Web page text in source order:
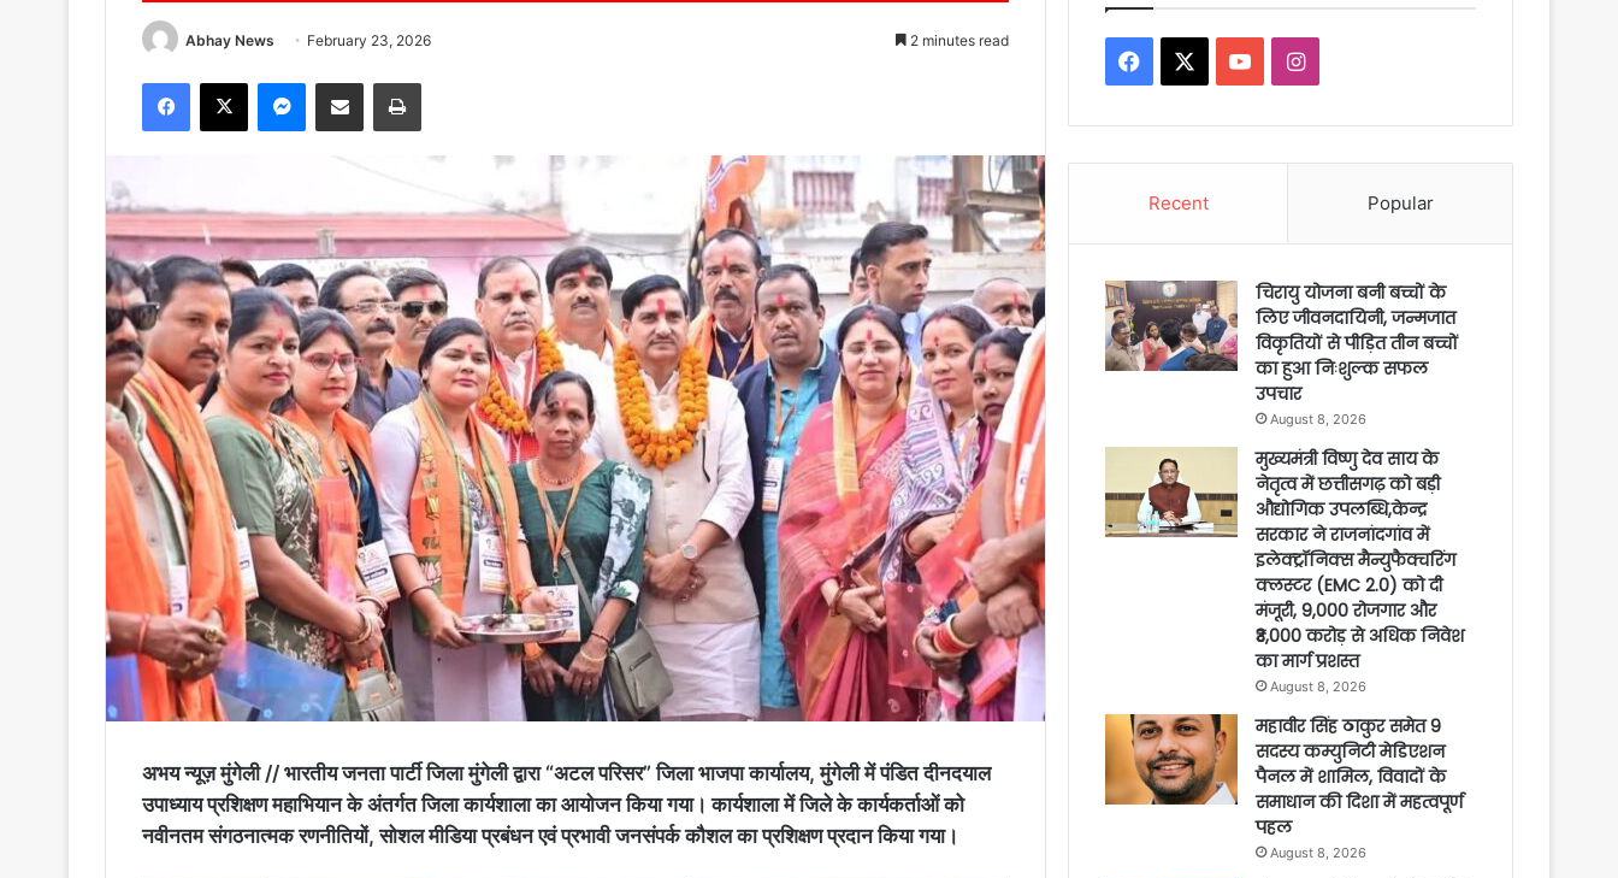
Abhay News February 23, 2026 2 minutes read
Facebook
X Messenger
Share via Email Print
अभय न्यूज़ मुंगेली // भारतीय जनता पार्टी जिला मुंगेली द्वारा “अटल परिसर” जिला भाजपा कार्यालय, मुंगेली में पंडित दीनदयाल
उपाध्याय प्रशिक्षण महाभियान के अंतर्गत जिला कार्यशाला का आयोजन किया गया। कार्यशाला में जिले के कार्यकर्ताओं को
नवीनतम संगठनात्मक रणनीतियों, सोशल मीडिया प्रबंधन एवं प्रभावी जनसंपर्क कौशल का प्रशिक्षण प्रदान किया गया।
Facebook YouTubeInstagram
Recent Popular
चिरायु योजना बनी बच्चों के
लिए जीवनदायिनी, जन्मजात
विकृतियों से पीड़ित तीन बच्चों
का हुआ निःशुल्क सफल
उपचार
August 8, 2026
मुख्यमंत्री विष्णु देव साय के
नेतृत्व में छत्तीसगढ़ को बड़ी
औद्योगिक उपलब्धि,केन्द्र
सरकार ने राजनांदगांव में
इलेक्ट्रॉनिक्स मैन्युफैक्चरिंग
क्लस्टर (EMC 2.0) को दी
मंजूरी, 9,000 रोजगार और
₹3,000 करोड़ से अधिक निवेश
का मार्ग प्रशस्त
August 8, 2026
महावीर सिंह ठाकुर समेत 9
सदस्य कम्युनिटी मेडिएशन
पैनल में शामिल, विवादों के
समाधान की दिशा में महत्वपूर्ण
पहल
August 8, 2026